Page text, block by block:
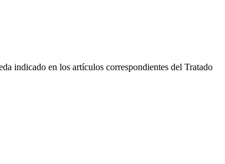
indicado en los artículos correspondientes del Tratado